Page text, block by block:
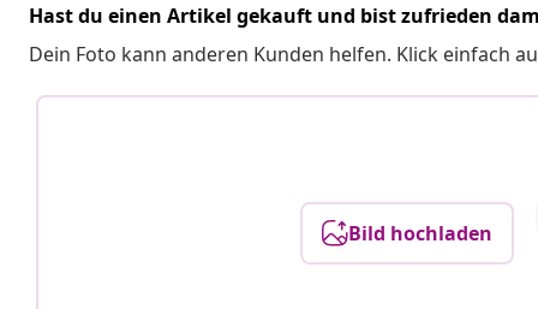
Hast du einen Artikel gekauft und bist zufrieden
Dein Foto kann anderen Kunden helfen. Klick einfach
Bild hochladen